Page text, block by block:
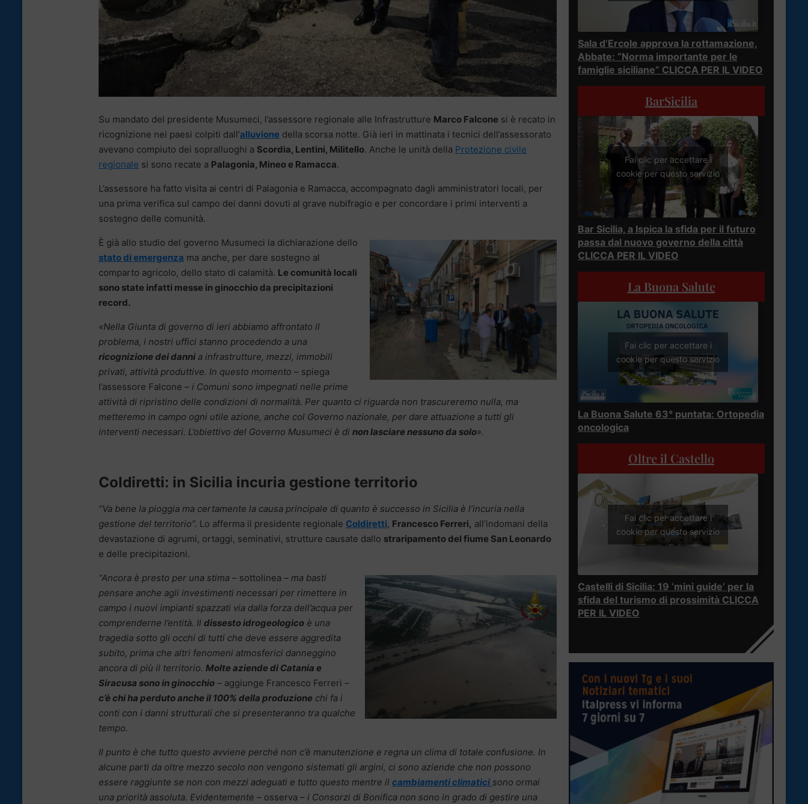
Su mandato del presidente Musumeci, l’assessore regionale alle Infrastrutture Marco Falcone si è recato in
ricognizione nei paesi colpiti dall’alluvione della scorsa notte. Già ieri in mattinata i tecnici dell’assessorato
avevano compiuto dei sopralluoghi a Scordia, Lentini, Militello. Anche le unità della Protezione civile
regionale si sono recate a Palagonia, Mineo e Ramacca.
L’assessore ha fatto visita ai centri di Palagonia e Ramacca, accompagnato dagli amministratori locali, per
una prima verifica sul campo dei danni dovuti al grave nubifragio e per concordare i primi interventi a
sostegno delle comunità.
È già allo studio del governo Musumeci la dichiarazione dello
stato di emergenza ma anche, per dare sostegno al
comparto agricolo, dello stato di calamità. Le comunità locali
sono state infatti messe in ginocchio da precipitazioni
record.
«Nella Giunta di governo di ieri abbiamo affrontato il
problema, i nostri uffici stanno procedendo a una
ricognizione dei danni a infrastrutture, mezzi, immobili
privati, attività produttive. In questo momento – spiega
l’assessore Falcone – i Comuni sono impegnati nelle prime
attività di ripristino delle condizioni di normalità. Per quanto ci riguarda non trascureremo nulla, ma
metteremo in campo ogni utile azione, anche col Governo nazionale, per dare attuazione a tutti gli
interventi necessari. L’obiettivo del Governo Musumeci è di non lasciare nessuno da solo».
Coldiretti: in Sicilia incuria gestione territorio
“Va bene la pioggia ma certamente la causa principale di quanto è successo in Sicilia è l’incuria nella
gestione del territorio”. Lo afferma il presidente regionale Coldiretti, Francesco Ferreri, all’indomani della
devastazione di agrumi, ortaggi, seminativi, strutture causate dallo straripamento del fiume San Leonardo
e delle precipitazioni.
“Ancora è presto per una stima – sottolinea – ma basti
pensare anche agli investimenti necessari per rimettere in
campo i nuovi impianti spazzati via dalla forza dell’acqua per
comprenderne l’entità. Il dissesto idrogeologico è una
tragedia sotto gli occhi di tutti che deve essere aggredita
subito, prima che altri fenomeni atmosferici danneggino
ancora di più il territorio. Molte aziende di Catania e
Siracusa sono in ginocchio – aggiunge Francesco Ferreri –
c’è chi ha perduto anche il 100% della produzione chi fa i
conti con i danni strutturali che si presenteranno tra qualche
tempo.
Il punto è che tutto questo avviene perché non c’è manutenzione e regna un clima di totale confusione. In
alcune parti da oltre mezzo secolo non vengono sistemati gli argini, ci sono aziende che non possono
essere raggiunte se non con mezzi adeguati e tutto questo mentre il cambiamenti climatici sono ormai
una priorità assoluta. Evidentemente – osserva – i Consorzi di Bonifica non sono in grado di gestire una
Sala d’Ercole approva la rottamazione,
Abbate: “Norma importante per le
famiglie siciliane” CLICCA PER IL VIDEO
BarSicilia
Fai clic per accettare i
cookie per questo servizio
Bar Sicilia, a Ispica la sfida per il futuro
passa dal nuovo governo della città
CLICCA PER IL VIDEO
La Buona Salute
Fai clic per accettare i
cookie per questo servizio
La Buona Salute 63° puntata: Ortopedia
oncologica
Oltre il Castello
Fai clic per accettare i
cookie per questo servizio
Castelli di Sicilia: 19 ‘mini guide’ per la
sfida del turismo di prossimità CLICCA
PER IL VIDEO